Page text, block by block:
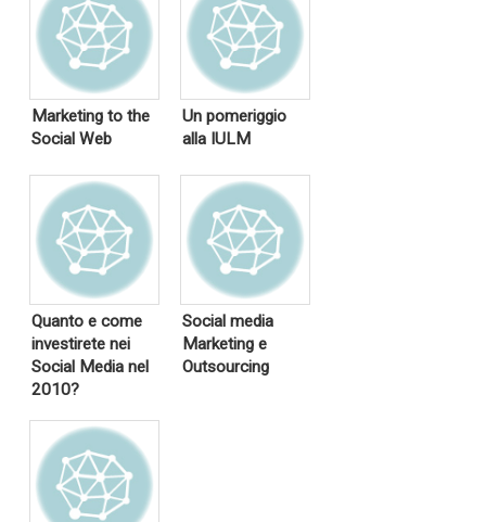
Marketing to the
Social Web
Un pomeriggio
alla IULM
Quanto e come
investirete nei
Social Media nel
2010?
Social media
Marketing e
Outsourcing